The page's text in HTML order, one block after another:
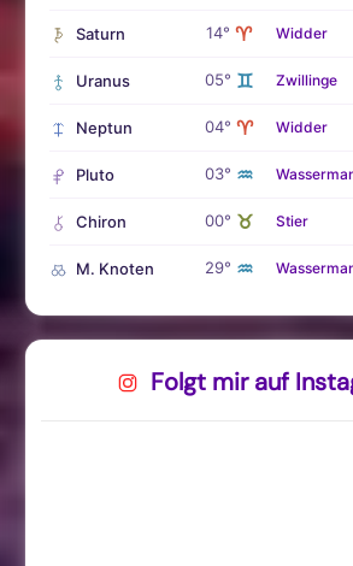
Saturn 14° ♈ Widder
Uranus 05° ♊ Zwillinge
Neptun 04° ♈ Widder
Pluto 03° ♒
Chiron 00° ♉ Stier
M. Knoten 29° ♒
Folgt mir auf